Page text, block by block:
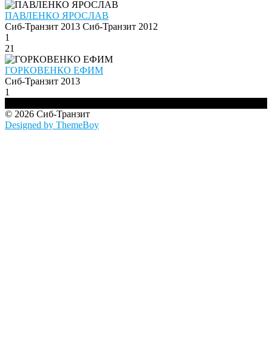
ПАВЛЕНКО ЯРОСЛАВ
Сиб-Транзит 2013 Сиб-Транзит 2012
1
21
ГОРКОВЕНКО ЕФИМ
Сиб-Транзит 2013
1
© 2026 Сиб-Транзит
Designed by ThemeBoy